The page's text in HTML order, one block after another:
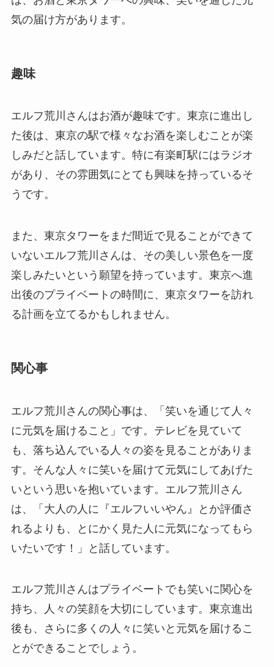
気の届け方があります。
趣味
エルフ荒川さんはお酒が趣味です。東京に進出し
た後は、東京の駅で様々なお酒を楽しむことが楽
しみだと話しています。特に有楽町駅にはラジオ
があり、その雰囲気にとても興味を持っているそ
うです。
また、東京タワーをまだ間近で見ることができて
いないエルフ荒川さんは、その美しい景色を一度
楽しみたいという願望を持っています。東京へ進
出後のプライベートの時間に、東京タワーを訪れ
る計画を立てるかもしれません。
関心事
エルフ荒川さんの関心事は、「笑いを通じて人々
に元気を届けること」です。テレビを見ていて
も、落ち込んでいる人々の姿を見ることがありま
す。そんな人々に笑いを届けて元気にしてあげた
いという思いを抱いています。エルフ荒川さん
は、「大人の人に『エルフいいやん』とか評価さ
れるよりも、とにかく見た人に元気になってもら
いたいです！」と話しています。
エルフ荒川さんはプライベートでも笑いに関心を
持ち、人々の笑顔を大切にしています。東京進出
後も、さらに多くの人々に笑いと元気を届けるこ
とができることでしょう。